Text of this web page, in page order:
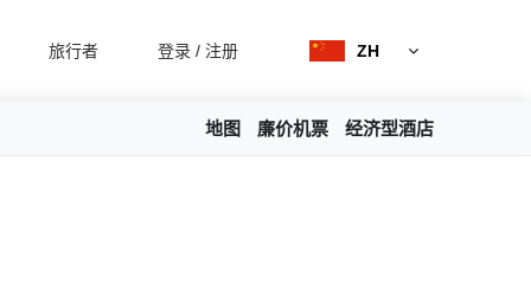
旅行者 登录 / 注册 ZH
地图 廉价机票 经济型酒店